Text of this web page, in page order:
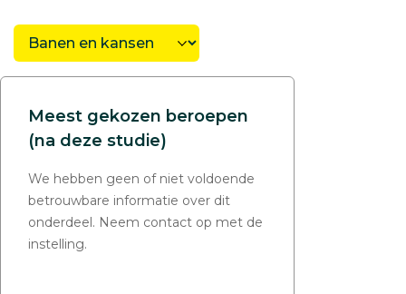
Meest gekozen beroepen
(na deze studie)
We hebben geen of niet voldoende
betrouwbare informatie over dit
onderdeel. Neem contact op met de
instelling.